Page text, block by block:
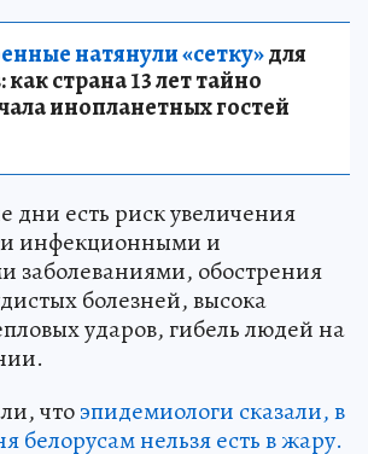
натянули «сетку»для
страна 13 лет тайно
инопланетных гостей
дни есть риск увеличения
инфекционными и
заболеваниями, обострения
болезней, высока
ударов, гибель людей на
чтоэпидемиологи сказали, в
белорусам нельзя есть в жару.